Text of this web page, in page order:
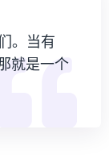
。当有
就是一个